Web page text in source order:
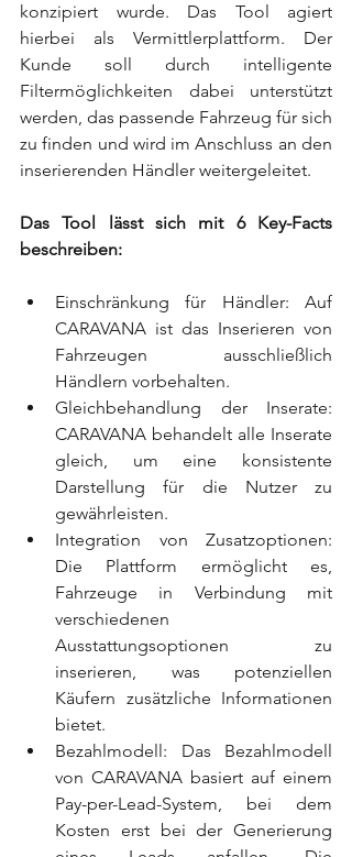
konzipiert wurde. Das Tool agiert
hierbei als Vermittlerplattform. Der
Kunde soll durch intelligente
Filtermöglichkeiten dabei unterstützt
werden, das passende Fahrzeug für sich
zu finden und wird im Anschluss an den
inserierenden Händler weitergeleitet.
Das Tool lässt sich mit 6 Key-Facts
beschreiben:
Einschränkung für Händler: Auf
CARAVANA ist das Inserieren von
Fahrzeugen ausschließlich
Händlern vorbehalten.
Gleichbehandlung der Inserate:
CARAVANA behandelt alle Inserate
gleich, um eine konsistente
Darstellung für die Nutzer zu
gewährleisten.
Integration von Zusatzoptionen:
Die Plattform ermöglicht es,
Fahrzeuge in Verbindung mit
verschiedenen
Ausstattungsoptionen zu
inserieren, was potenziellen
Käufern zusätzliche Informationen
bietet.
Bezahlmodell: Das Bezahlmodell
von CARAVANA basiert auf einem
Pay-per-Lead-System, bei dem
Kosten erst bei der Generierung